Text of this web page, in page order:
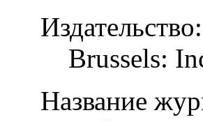
Издательство:
Brussels:
Название